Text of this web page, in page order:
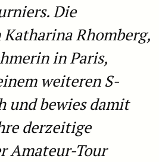
Die
Rhomberg,
in Paris,
weiteren S-
und bewies damit
derzeitige
Amateur-Tour